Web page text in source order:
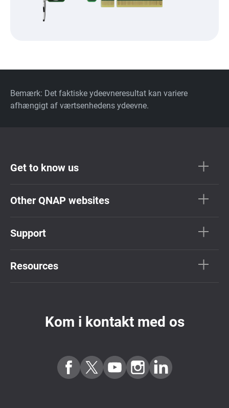
Bemærk: Det faktiske ydeevneresultat kan variere
afhængigt af værtsenhedens ydeevne.
Get to know us
Other QNAP websites
Support
Resources
Kom i kontakt med os